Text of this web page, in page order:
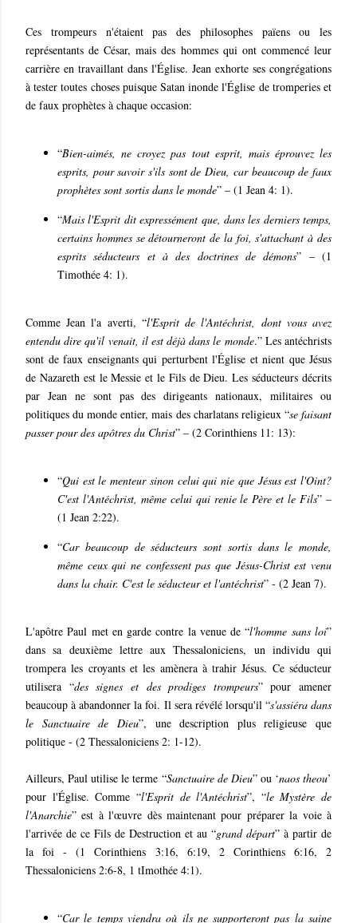
Ces trompeurs n'étaient pas des philosophes païens ou les
représentants de César, mais des hommes qui ont commencé leur
carrière en travaillant dans l'Église. Jean exhorte ses congrégations
à tester toutes choses puisque Satan inonde l'Église de tromperies et
de faux prophètes à chaque occasion:
“Bien-aimés, ne croyez pas tout esprit, mais éprouvez les
esprits, pour savoir s'ils sont de Dieu, car beaucoup de faux
prophètes sont sortis dans le monde” – (1 Jean 4: 1).
“Mais l'Esprit dit expressément que, dans les derniers temps,
certains hommes se détourneront de la foi, s'attachant à des
esprits séducteurs et à des doctrines de démons” – (1
Timothée 4: 1).
Comme Jean l'a averti, “l'Esprit de l'Antéchrist, dont vous avez
entendu dire qu'il venait, il est déjà dans le monde.” Les antéchrists
sont de faux enseignants qui perturbent l'Église et nient que Jésus
de Nazareth est le Messie et le Fils de Dieu. Les séducteurs décrits
par Jean ne sont pas des dirigeants nationaux, militaires ou
politiques du monde entier, mais des charlatans religieux “se faisant
passer pour des apôtres du Christ” – (2 Corinthiens 11: 13):
“Qui est le menteur sinon celui qui nie que Jésus est l'Oint?
C'est l'Antéchrist, même celui qui renie le Père et le Fils” –
(1 Jean 2:22).
“Car beaucoup de séducteurs sont sortis dans le monde,
même ceux qui ne confessent pas que Jésus-Christ est venu
dans la chair. C'est le séducteur et l'antéchrist” - (2 Jean 7).
L'apôtre Paul met en garde contre la venue de “l'homme sans loi”
dans sa deuxième lettre aux Thessaloniciens, un individu qui
trompera les croyants et les amènera à trahir Jésus. Ce séducteur
utilisera “des signes et des prodiges trompeurs” pour amener
beaucoup à abandonner la foi. Il sera révélé lorsqu'il “s'assiéra dans
le Sanctuaire de Dieu”, une description plus religieuse que
politique - (2 Thessaloniciens 2: 1-12).
Ailleurs, Paul utilise le terme “Sanctuaire de Dieu” ou ‘naos theou’
pour l'Église. Comme “l'Esprit de l'Antéchrist”, “le Mystère de
l'Anarchie” est à l'œuvre dès maintenant pour préparer la voie à
l'arrivée de ce Fils de Destruction et au “grand départ” à partir de
la foi - (1 Corinthiens 3:16, 6:19, 2 Corinthiens 6:16, 2
Thessaloniciens 2:6-8, 1 tImothée 4:1).
“Car le temps viendra où ils ne supporteront pas la saine